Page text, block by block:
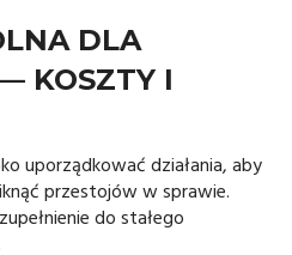
DLA
KOSZTY I
uporządkować działania, aby
przestojów w sprawie.
do stałego